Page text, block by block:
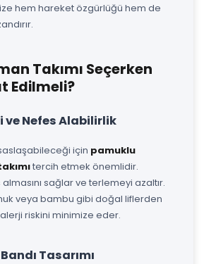
hem hareket özgürlüğü hem de
Takımı Seçerken
Edilmeli?
ve Nefes Alabilirlik
için pamuklu
tercih etmek önemlidir.
sağlar ve terlemeyi azaltır.
veya bambu gibi doğal liflerden
riskini minimize eder.
Tasarımı